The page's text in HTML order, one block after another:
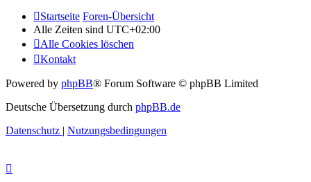
Startseite Foren-Übersicht
Alle Zeiten sind UTC+02:00
Alle Cookies löschen
Kontakt
Powered by phpBB® Forum Software © phpBB Limited
Deutsche Übersetzung durch phpBB.de
Datenschutz | Nutzungsbedingungen